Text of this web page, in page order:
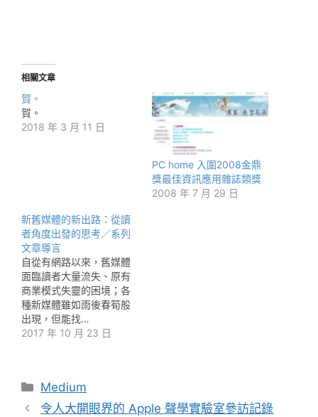
相關文章
賀。
賀。
2018 年 3 月 11 日
PC home 入圍2008金鼎
獎最佳資訊應用雜誌類獎
2008 年 7 月 29 日
新舊媒體的新出路：從讀
者角度出發的思考／系列
文章導言
自從有網路以來，舊媒體
面臨讀者大量流失、原有
商業模式失靈的困境；各
種新媒體雖如雨後春筍般
出現，但能找…
2017 年 10 月 23 日
分
類
Medium
令人大開眼界的 Apple 聲學實驗室參訪記錄